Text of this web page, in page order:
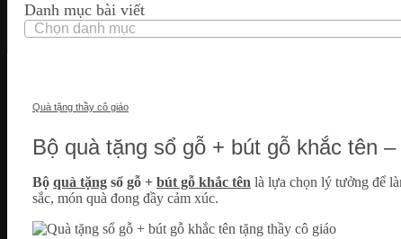
Danh mục bài viết
Danh
mục
Quà tặng thầy cô giáo
Bộ quà tặng sổ gỗ + bút gỗ khắc tên
Bộ quà tặng sổ gỗ + bút gỗ khắc tên là lựa chọn lý tưởng để
sắc, món quà đong đầy cảm xúc.